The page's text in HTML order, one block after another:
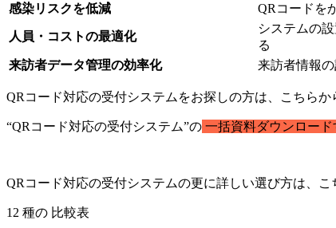
感染リスクを低減
QRコードを
人員・コストの最適化
システムの
る
来訪者データ管理の効率化
来訪者情報
QRコード対応の受付システムをお探しの方は、こちら
“QRコード対応の受付システム”の 一括資料ダウンロード
QRコード対応の受付システムの更に詳しい選び方は、こ
12 種の 比較表